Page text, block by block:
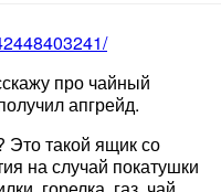
про чайный
апгрейд.
Это такой ящик со
на случай покатушки